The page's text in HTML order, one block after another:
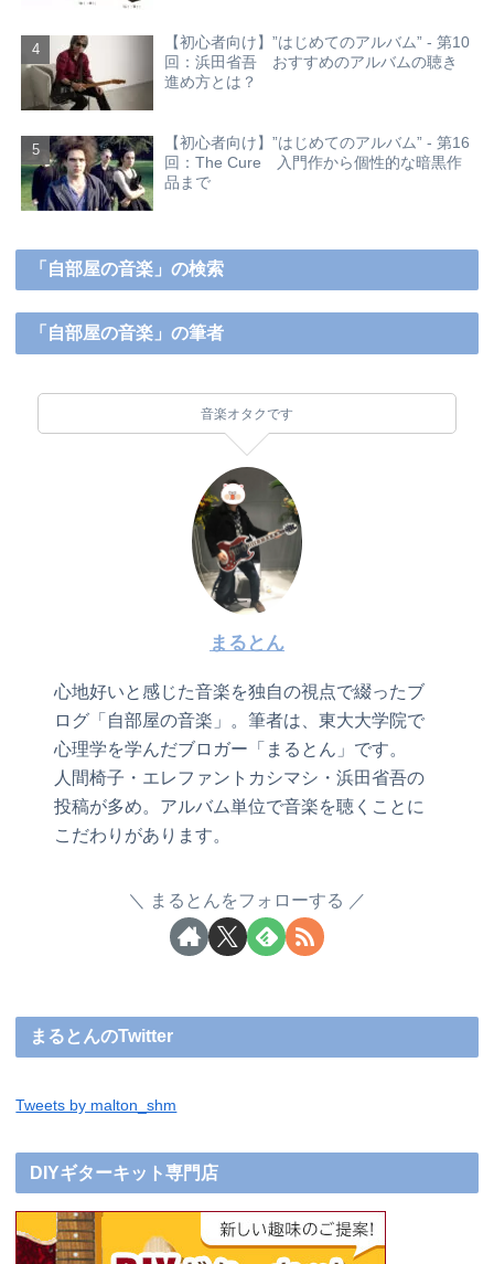
【初心者向け】”はじめてのアルバム” - 第10
回：浜田省吾 おすすめのアルバムの聴き
進め方とは？
【初心者向け】”はじめてのアルバム” - 第16
回：The Cure 入門作から個性的な暗黒作
品まで
「自部屋の音楽」の検索
「自部屋の音楽」の筆者
音楽オタクです
まるとん
心地好いと感じた音楽を独自の視点で綴ったブ
ログ「自部屋の音楽」。筆者は、東大大学院で
心理学を学んだブロガー「まるとん」です。
人間椅子・エレファントカシマシ・浜田省吾の
投稿が多め。アルバム単位で音楽を聴くことに
こだわりがあります。
まるとんをフォローする
まるとんのTwitter
Tweets by malton_shm
DIYギターキット専門店